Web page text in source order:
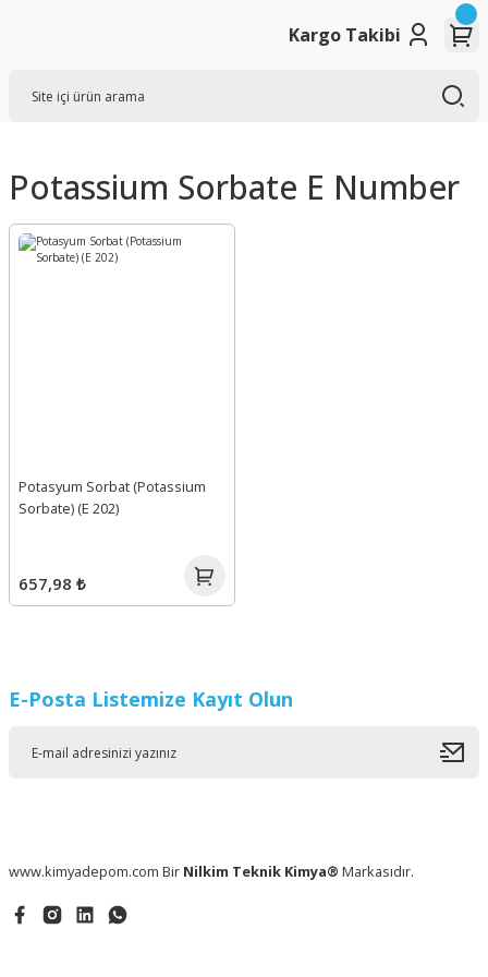
Kargo Takibi
Potassium Sorbate E Number
Potasyum Sorbat (Potassium
Sorbate) (E 202)
657,98 ₺
E-Posta Listemize Kayıt Olun
www.kimyadepom.com Bir Nilkim Teknik Kimya® Markasıdır.